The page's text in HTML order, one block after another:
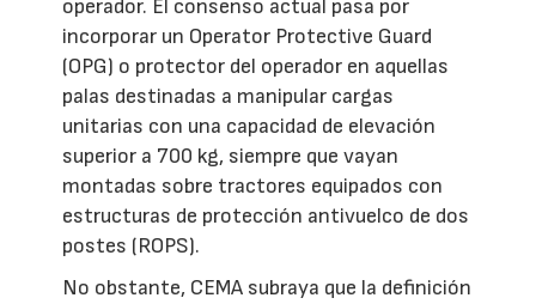
operador. El consenso actual pasa por
incorporar un Operator Protective Guard
(OPG) o protector del operador en aquellas
palas destinadas a manipular cargas
unitarias con una capacidad de elevación
superior a 700 kg, siempre que vayan
montadas sobre tractores equipados con
estructuras de protección antivuelco de dos
postes (ROPS).
No obstante, CEMA subraya que la definición